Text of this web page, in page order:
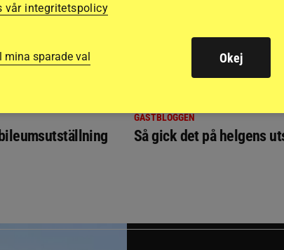
GÄSTBLOGGEN
Så gick det på helgens
vår integritetspolicy
mina sparade val Okej